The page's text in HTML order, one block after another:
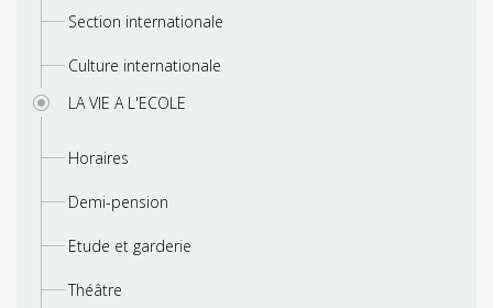
Section internationale
Culture internationale
LA VIE A L'ECOLE
Horaires
Demi-pension
Etude et garderie
Théâtre